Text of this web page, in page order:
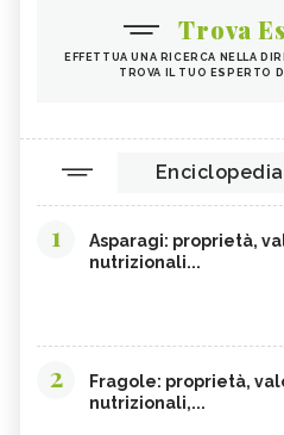
Trova
EFFETTUA UNA RICERCA NELLA
TROVA IL TUO ESPERTO
1
Asparagi: proprietà,
nutrizionali...
2
Fragole: proprietà,
nutrizionali,...